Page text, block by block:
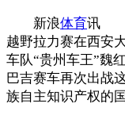
新浪体育讯 8
越野拉力赛在西安
车队“贵州车王”魏
巴吉赛车再次出战
族自主知识产权的